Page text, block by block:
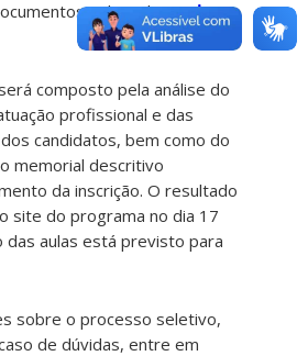
solicitados noitem
composto pela análise do
profissional e das
candidatos, bem como do
memorial descritivo
da inscrição. O resultado
site do programa no dia 17
das aulas está previsto para
sobre o processo seletivo,
de dúvidas, entre em